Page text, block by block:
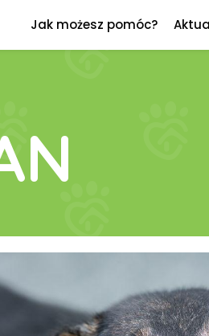
Jak możesz pomóc?